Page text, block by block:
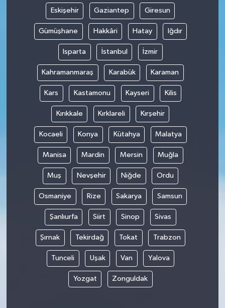
Eskişehir Gaziantep Giresun
Gümüşhane Hakkâri Hatay Iğdır
Isparta İstanbul İzmir
Kahramanmaraş Karabük Karaman
Kars Kastamonu Kayseri Kilis
Kırıkkale Kırklareli Kırşehir
Kocaeli Konya Kütahya Malatya
Manisa Mardin Mersin Muğla
Muş Nevşehir Niğde Ordu
Osmaniye Rize Sakarya Samsun
Şanlıurfa Siirt Sinop Sivas
Şırnak Tekirdağ Tokat Trabzon
Tunceli Uşak Van Yalova
Yozgat Zonguldak